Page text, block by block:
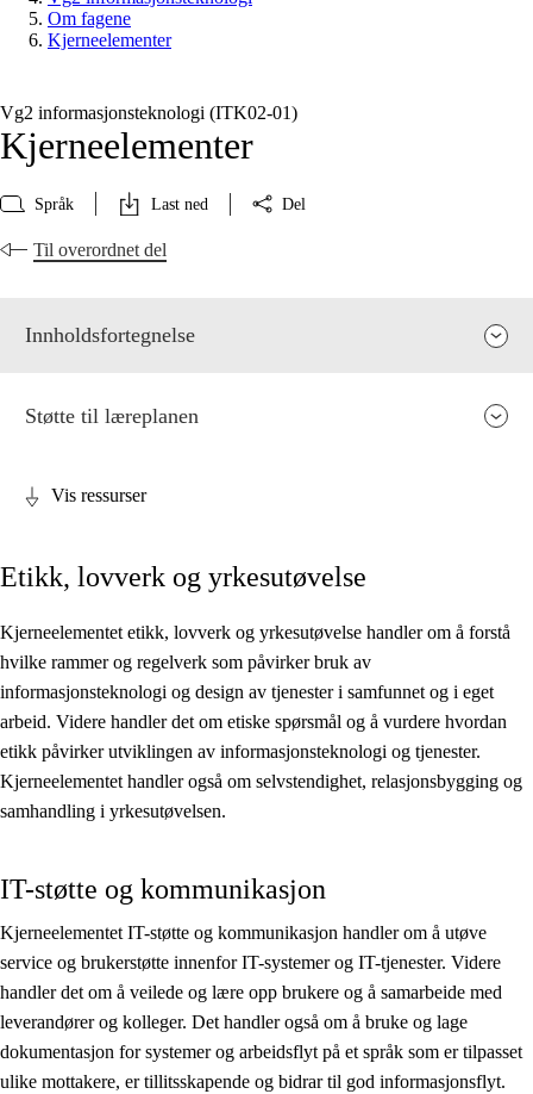
Om fagene
Kjerneelementer
Vg2 informasjonsteknologi (ITK02‑01)
Kjerneelementer
Språk Last ned Del
Til overordnet del
Innholdsfortegnelse
Kjerneelementer
Tverrfaglige temaer
Grunnleggende ferdigheter
Støtte til læreplanen
Vis ressurser
Etikk, lovverk og yrkesutøvelse
Kjerneelementet etikk, lovverk og yrkesutøvelse handler om å forstå
hvilke rammer og regelverk som påvirker bruk av
informasjonsteknologi og design av tjenester i samfunnet og i eget
arbeid. Videre handler det om etiske spørsmål og å vurdere hvordan
etikk påvirker utviklingen av informasjonsteknologi og tjenester.
Kjerneelementet handler også om selvstendighet, relasjonsbygging og
samhandling i yrkesutøvelsen.
IT-støtte og kommunikasjon
Kjerneelementet IT-støtte og kommunikasjon handler om å utøve
service og brukerstøtte innenfor IT-systemer og IT-tjenester. Videre
handler det om å veilede og lære opp brukere og å samarbeide med
leverandører og kolleger. Det handler også om å bruke og lage
dokumentasjon for systemer og arbeidsflyt på et språk som er tilpasset
ulike mottakere, er tillitsskapende og bidrar til god informasjonsflyt.